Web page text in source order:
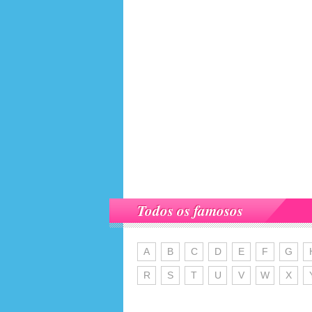
Todos os famosos
A B C D E F G
R S T U V W X